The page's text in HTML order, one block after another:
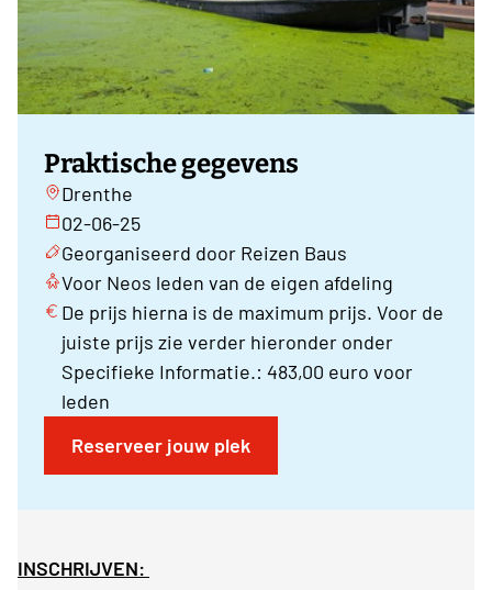
Praktische gegevens
Drenthe
02-06-25
Georganiseerd door Reizen Baus
Voor Neos leden van de eigen afdeling
De prijs hierna is de maximum prijs. Voor de
juiste prijs zie verder hieronder onder
Specifieke Informatie.: 483,00 euro voor
leden
Reserveer jouw plek
INSCHRIJVEN: